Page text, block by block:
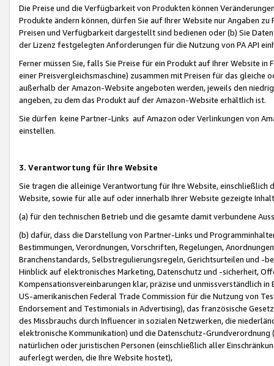
Die Preise und die Verfügbarkeit von Produkten können
Produkte ändern können, dürfen Sie auf Ihrer Website nur Angaben
Preisen und Verfügbarkeit dargestellt sind bedienen oder (b) Sie
der Lizenz festgelegten Anforderungen für die Nutzung von PA API
Ferner müssen Sie, falls Sie Preise für ein Produkt auf Ihrer Website
einer Preisvergleichsmaschine) zusammen mit Preisen für das
außerhalb der Amazon-Website angeboten werden, jeweils den
angeben, zu dem das Produkt auf der Amazon-Website erhältlich ist.
Sie dürfen keine Partner-Links auf Amazon oder Verlinkungen von
einstellen.
3. Verantwortung für Ihre Website
Sie tragen die alleinige Verantwortung für Ihre Website,
Website, sowie für alle auf oder innerhalb Ihrer Website gezeigte
(a) für den technischen Betrieb und die gesamte damit verbundene
(b) dafür, dass die Darstellung von Partner-Links und
Bestimmungen, Verordnungen, Vorschriften, Regelungen,
Branchenstandards, Selbstregulierungsregeln, Gerichtsurteilen und -
Hinblick auf elektronisches Marketing, Datenschutz und -sicherheit,
Kompensationsvereinbarungen klar, präzise und unmissverständlich
US-amerikanischen Federal Trade Commission für die Nutzung von
Endorsement and Testimonials in Advertising), das französische
des Missbrauchs durch Influencer in sozialen Netzwerken, die
elektronische Kommunikation) und die Datenschutz-
natürlichen oder juristischen Personen (einschließlich aller
auferlegt werden, die Ihre Website hostet),